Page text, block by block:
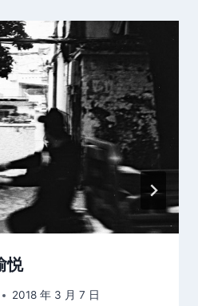
悦
2018 年 3 月 7 日